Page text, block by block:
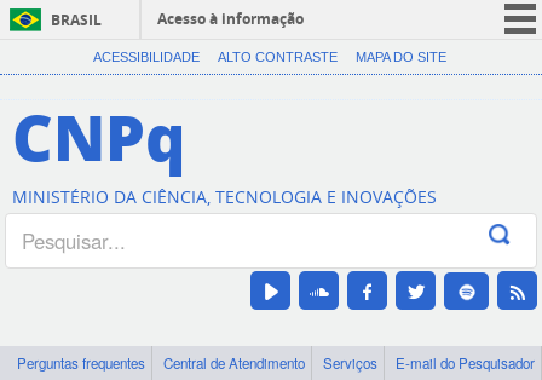
BRASIL
Acesso à informação
CORONAVÍRUS (COVID-19)
Canais
ACESSIBILIDADE ALTO CONTRASTE MAPA DO SITE
CNPq
MINISTÉRIO DA CIÊNCIA, TECNOLOGIA E INOVAÇÕES
Perguntas frequentes Central de Atendimento Serviços
E-mail do Pesquisador